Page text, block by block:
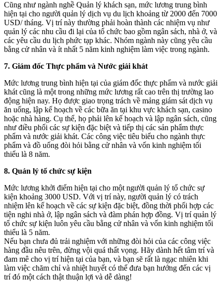
Cũng như ngành nghề Quản lý khách sạn, mức lương trung bình
hiện tại cho người quản lý dịch vụ du lịch khoảng từ 2000 đến 7000
USD/ tháng. Vị trí này thường phải hoàn thành các nhiệm vụ như
quản lý các nhu cầu đi lại của tổ chức bao gồm ngân sách, nhà ở, và
các yêu cầu du lịch phức tạp khác. Nhóm ngành này cũng yêu cầu
bằng cử nhân và ít nhất 5 năm kinh nghiệm làm việc trong ngành.
7. Giám đốc Thực phẩm và Nước giải khát
Mức lương trung bình hiện tại của giám đốc thực phẩm và nước giải
khát cũng là một trong những mức lương rất cao trên thị trường lao
động hiện nay. Họ được giao trọng trách về mảng giám sát dịch vụ
ăn uống, lập kế hoạch về các bữa ăn tại khu vực khách sạn, casino
hoặc nhà hàng. Cụ thể, họ phải lên kế hoạch và lập ngân sách, cũng
như điều phối các sự kiện đặc biệt và tiếp thị các sản phẩm thực
phẩm và nước giải khát. Các công việc tiêu biểu cho ngành thực
phẩm và đồ uống đòi hỏi bằng cử nhân và vốn kinh nghiệm tối
thiểu là 8 năm.
8. Quản lý tổ chức sự kiện
Mức lương khởi điểm hiện tại cho một người quản lý tổ chức sự
kiện khoảng 3000 USD. Với vị trí này, người quản lý có trách
nhiệm lên kế hoạch về các sự kiện đặc biệt, đồng thời phối hợp các
tiện nghi nhà ở, lập ngân sách và đàm phán hợp đồng. Vị trí quản lý
tổ chức sự kiện luôn yêu cầu bằng cử nhân và vốn kinh nghiệm tối
thiểu là 5 năm.
Nếu bạn chưa đủ trải nghiệm với những đòi hỏi của các công việc
hàng đầu nêu trên, đừng vội quá thất vọng. Hãy dành hết tâm trí và
đam mê cho vị trí hiện tại của bạn, và bạn sẽ rất là ngạc nhiên khi
làm việc chăm chỉ và nhiệt huyết có thể đưa bạn hướng đến các vị
trí đó một cách thật thuận lợi và dễ dàng!